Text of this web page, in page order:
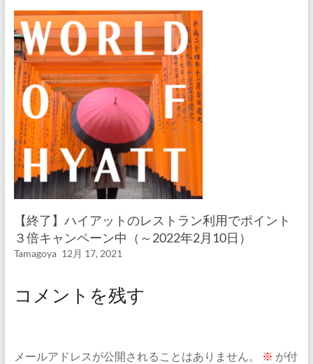
【終了】ハイアットのレストラン利用でポイント
３倍キャンペーン中（～2022年2月10日）
Tamagoya 12月 17, 2021
コメントを残す
メールアドレスが公開されることはありません。 ※ が付